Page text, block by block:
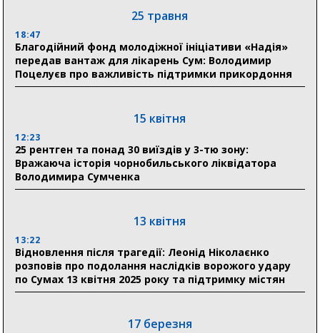
31 липня
21:01
До 19 400 гривень на паливо: Пенсійний фонд
Сумщини пояснив, як отримати допомогу на зиму
Пенсійному фонді Сумщини пояснили, що робити
людям
30 липня
19:38
Сумська клінічна лікарня Святого Пантелеймона
25 травня
18:47
Благодійний фонд молодіжної ініціативи «Надія»
передав вантаж для лікарень Сум: Володимир
Поцелуєв про важливість підтримки прикордоння
15 квітня
12:23
25 рентген та понад 30 виїздів у 3-тю зону:
Вражаюча історія чорнобильського ліквідатора
Володимира Сумченка
13 квітня
13:22
Відновлення після трагедії: Леонід Ніколаєнко
розповів про подолання наслідків ворожого удару
по Сумах 13 квітня 2025 року та підтримку містян
17 березня